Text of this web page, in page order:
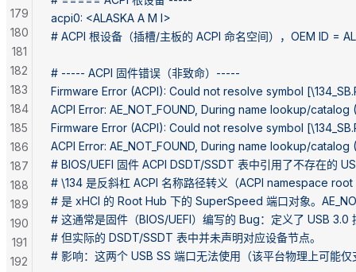
acpi0: <ALASKA A M I>
# ACPI 根设备（插槽/主板的 ACPI 命名空间），OEM ID =
# ----- ACPI 固件错误（非致命）-----
Firmware Error (ACPI): Could not resolve symbol
ACPI Error: AE_NOT_FOUND, During name lookup/
Firmware Error (ACPI): Could not resolve symbol
ACPI Error: AE_NOT_FOUND, During name lookup/
# BIOS/UEFI 固件 ACPI DSDT/SSDT 表中引用了不存在的
# \134 是反斜杠 ACPI 名称路径转义（ACPI namespace root
# 是 xHCI 的 Root Hub 下的 SuperSpeed 端口对象。
# 这通常是固件（BIOS/UEFI）编写的 Bug：定义了 USB 3.0
# 但实际的 DSDT/SSDT 表中并未声明对应设备节点。
# 影响：这两个 USB SS 端口无法使用（该平台物理上可能
179
180
181
182
183
184
185
186
187
188
189
190
191
192